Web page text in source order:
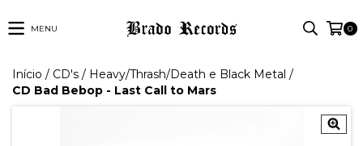
MENU 0
Início / CD's / Heavy/Thrash/Death e Black Metal /
CD Bad Bebop - Last Call to Mars